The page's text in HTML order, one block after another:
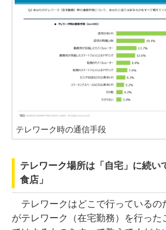
テレワーク時の通信手段
テレワーク場所は「自宅」に続い
食店」
テレワークはどこで行っているの
がテレワーク（在宅勤務）を行った